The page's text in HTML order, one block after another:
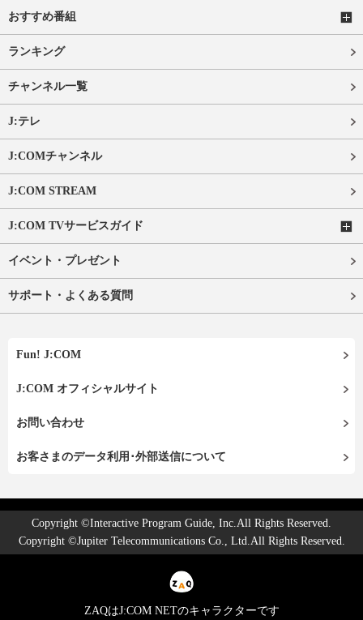
おすすめ番組
ランキング
チャンネル一覧
J:テレ
J:COMチャンネル
J:COM STREAM
J:COM TVサービスガイド
イベント・プレゼント
サポート・よくある質問
Fun! J:COM
J:COM オフィシャルサイト
お問い合わせ
お客さまのデータ利用･外部送信について
Copyright ©Interactive Program Guide, Inc.All Rights Reserved.
Copyright ©Jupiter Telecommunications Co., Ltd.All Rights Reserved.
ZAQはJ:COM NETのキャラクターです